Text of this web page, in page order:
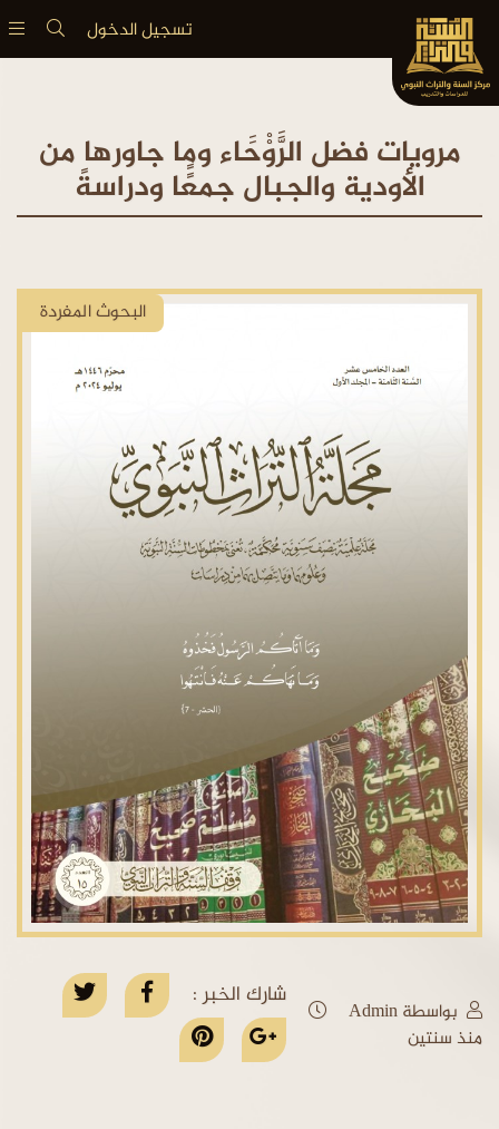
تسجيل الدخول
مرويات فضل الرََّوْْحََاء وما جاورها من
الأودية والجبال جمعًًا ودراسةً
البحوث المفردة
بواسطة Admin
منذ سنتين
شارك الخبر :